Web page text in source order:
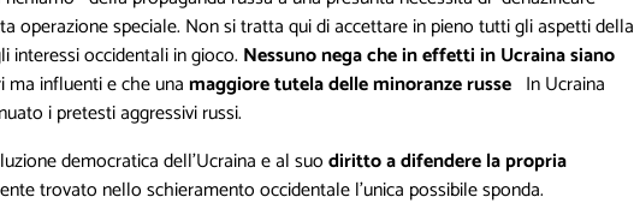
operazione speciale. Non si tratta qui di accettare in pieno tutti gli aspetti della
interessi occidentali in gioco. Nessuno nega che in effetti in Ucraina siano
ma influenti e che unamaggiore tutela delle minoranze russe In Ucraina
i pretesti aggressivi russi.
democratica dell’Ucraina e al suodiritto a difendere la propria
trovato nello schieramento occidentale l’unica possibile sponda.